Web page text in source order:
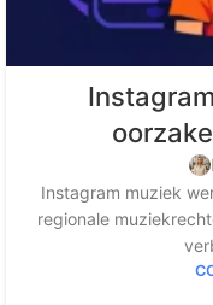
Instagram muziek
regionale